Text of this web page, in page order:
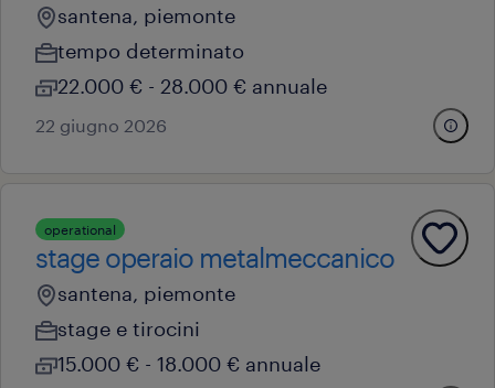
santena, piemonte
tempo determinato
22.000 € - 28.000 € annuale
22 giugno 2026
operational
stage operaio metalmeccanico
santena, piemonte
stage e tirocini
15.000 € - 18.000 € annuale